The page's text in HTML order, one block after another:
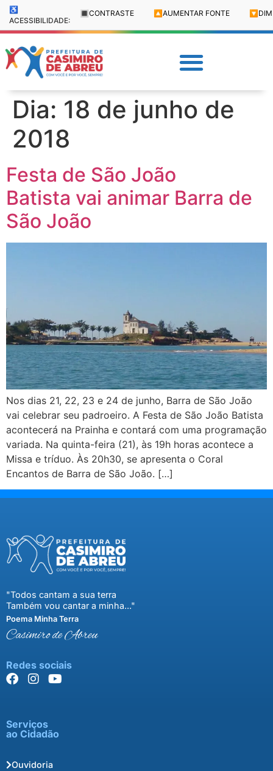
♿
ACESSIBILIDADE:
🔳 CONTRASTE 🔼 AUMENTAR FONTE 🔽
Dia: 18 de junho de
2018
Festa de São João
Batista vai animar Barra de
São João
Nos dias 21, 22, 23 e 24 de junho, Barra de São João
vai celebrar seu padroeiro. A Festa de São João Batista
acontecerá na Prainha e contará com uma programação
variada. Na quinta-feira (21), às 19h horas acontece a
Missa e tríduo. Às 20h30, se apresenta o Coral
Encantos de Barra de São João. […]
"Todos cantam a sua terra
Também vou cantar a minha..."
Poema Minha Terra
Casimiro de Abreu
Redes sociais
Serviços
ao Cidadão
Ouvidoria